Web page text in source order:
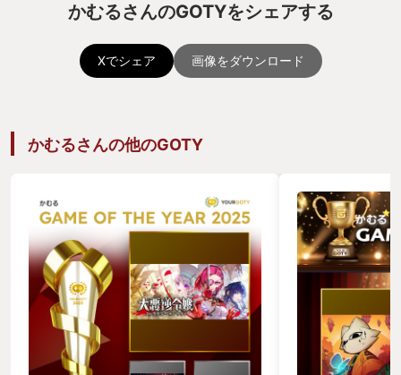
かむるさんのGOTYをシェアする
Xでシェア 画像をダウンロード
かむるさんの他のGOTY